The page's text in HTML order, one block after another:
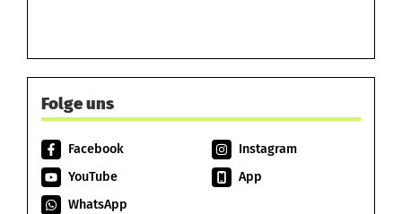
Folge uns
Facebook
Instagram
YouTube
App
WhatsApp